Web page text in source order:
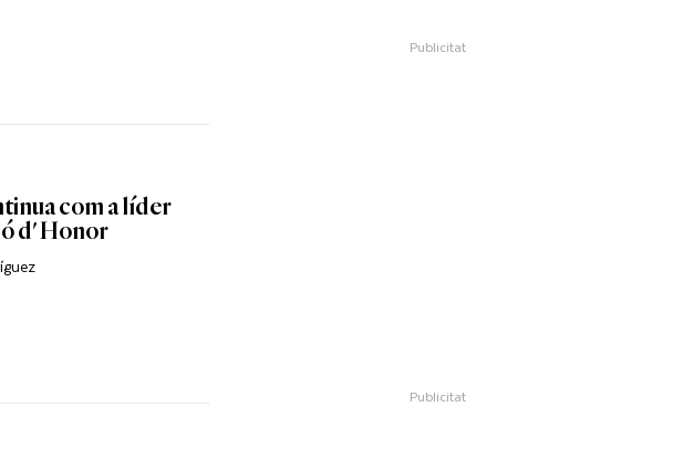
com a líder
d'Honor